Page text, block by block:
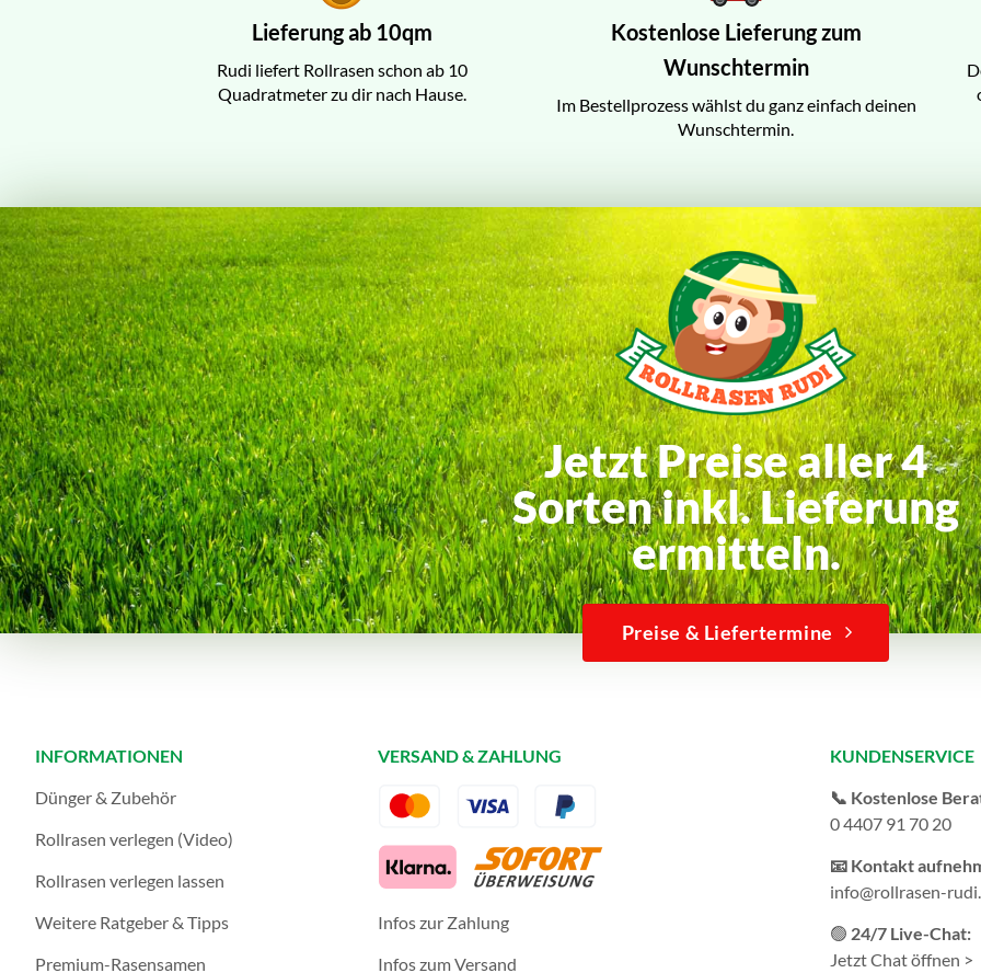
Lieferung ab 10qm
Rudi liefert Rollrasen schon ab 10
Quadratmeter zu dir nach Hause.
Kostenlose Lieferung zum
Wunschtermin
Im Bestellprozess wählst du ganz einfach deinen
Wunschtermin.
Jetzt Preise aller 4
Sorten inkl. Lieferung
ermitteln.
Preise & Liefertermine
INFORMATIONEN
Dünger & Zubehör
Rollrasen verlegen (Video)
Rollrasen verlegen lassen
Weitere Ratgeber & Tipps
Premium-Rasensamen
VERSAND & ZAHLUNG
Infos zur Zahlung
Infos zum Versand
KUNDENSERVICE
📞 Kostenlose
0 4407 91 70 20
📧 Kontakt
info@rollrasen-
🟢 24/7 Live-Chat:
Jetzt Chat öffnen >